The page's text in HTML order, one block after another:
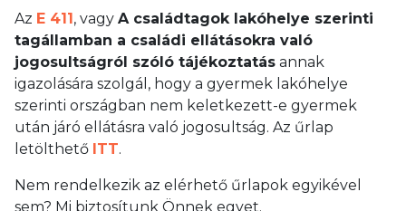
Az E 411, vagy A családtagok lakóhelye szerinti
tagállamban a családi ellátásokra való
jogosultságról szóló tájékoztatás annak
igazolására szolgál, hogy a gyermek lakóhelye
szerinti országban nem keletkezett-e gyermek
után járó ellátásra való jogosultság. Az űrlap
letölthető ITT.
Nem rendelkezik az elérhető űrlapok egyikével
sem? Mi biztosítunk Önnek egyet.